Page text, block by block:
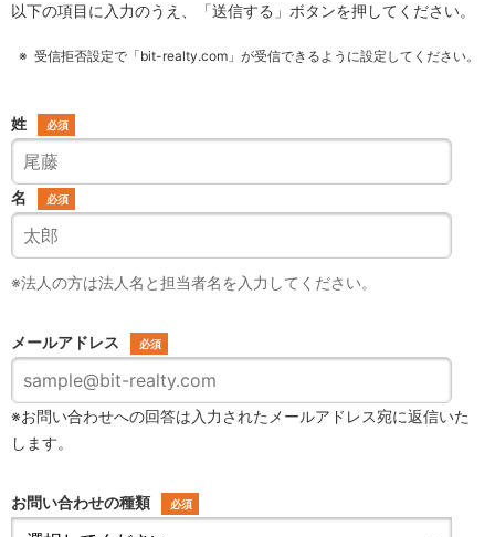
以下の項目に入力のうえ、「送信する」ボタンを押してください。
受信拒否設定で「bit-realty.com 」が受信できるように設定してください。
姓
名
※法人の方は法人名と担当者名を入力してください。
メールアドレス
※お問い合わせへの回答は入力されたメールアドレス宛に返信いた
します。
お問い合わせの種類